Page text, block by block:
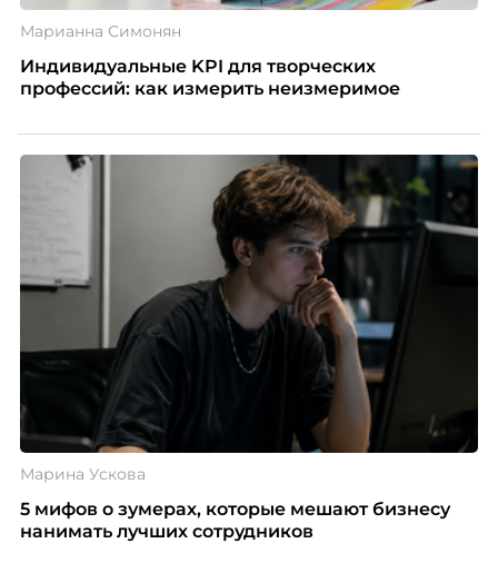
Марианна Симонян
Индивидуальные KPI для творческих
профессий: как измерить неизмеримое
Марина Ускова
5 мифов о зумерах, которые мешают бизнесу
нанимать лучших сотрудников